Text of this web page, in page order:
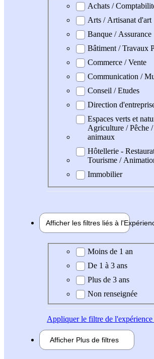
Domaine professionel
Achats /
Arts / Artisanat d'art
Banque / Assurance
Bâtiment / Travaux
Commerce / Vente
Communication /
Conseil / Etudes
Direction
Espaces verts et
Agriculture / Pêche
animaux
Hôtellerie -
Tourisme /
Immobilier
Afficher les filtres liés à l'
Expérience demandée
Moins de 1 an
De 1 à 3 ans
Plus de 3 ans
Non renseignée
Appliquerle filtre de l'expérience
Afficher Plus de filtres